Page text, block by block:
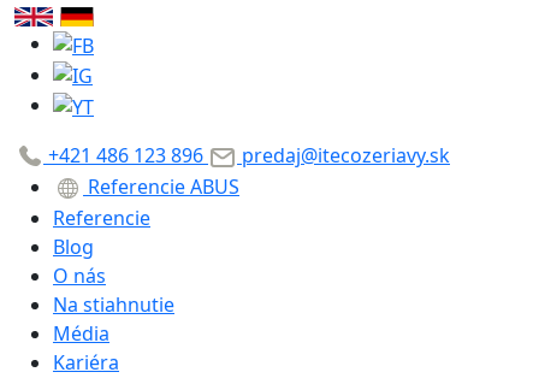
+421 486 123 896
predaj@itecozeriavy.sk
Referencie ABUS
Referencie
Blog
O nás
Na stiahnutie
Média
Kariéra